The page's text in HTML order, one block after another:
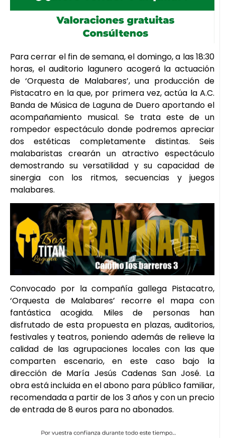
Para cerrar el fin de semana, el domingo, a las 18:30
horas, el auditorio lagunero acogerá la actuación
de ‘Orquesta de Malabares’, una producción de
Pistacatro en la que, por primera vez, actúa la A.C.
Banda de Música de Laguna de Duero aportando el
acompañamiento musical. Se trata este de un
rompedor espectáculo donde podremos apreciar
dos estéticas completamente distintas. Seis
malabaristas crearán un atractivo espectáculo
demostrando su versatilidad y su capacidad de
sinergia con los ritmos, secuencias y juegos
malabares.
Convocado por la compañía gallega Pistacatro,
‘Orquesta de Malabares’ recorre el mapa con
fantástica acogida. Miles de personas han
disfrutado de esta propuesta en plazas, auditorios,
festivales y teatros, poniendo además de relieve la
calidad de las agrupaciones locales con las que
comparten escenario, en este caso bajo la
dirección de María Jesús Cadenas San José. La
obra está incluida en el abono para público familiar,
recomendada a partir de los 3 años y con un precio
de entrada de 8 euros para no abonados.